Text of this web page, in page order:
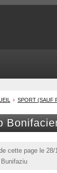
SPORT (SAUF
cette page le 28/